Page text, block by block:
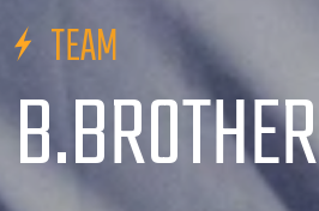
TEAM
B.BROTHER